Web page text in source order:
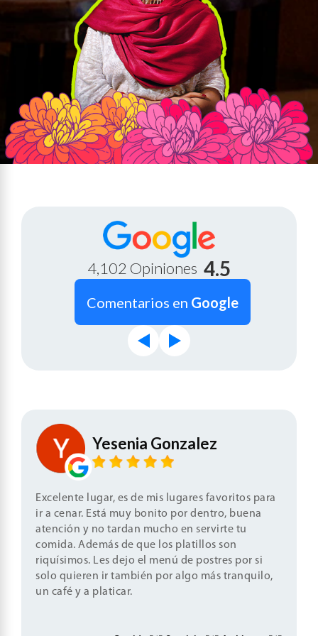
4,102 Opiniones 4.5
Comentarios en Google
Luis Herrera
Yesenia Gonzalez
Excelente lugar, es de mis lugares favoritos para
ir a cenar. Está muy bonito por dentro, buena
atención y no tardan mucho en servirte tu
comida. Además de que los platillos son
riquísimos. Les dejo el menú de postres por si
solo quieren ir también por algo más tranquilo,
un café y a platicar.
Jeanneth Acosta
Adrian Gonzalez
Paul Massieu Arvizu